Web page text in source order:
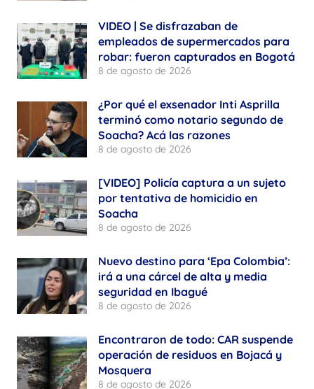
VIDEO | Se disfrazaban de
empleados de supermercados para
robar: fueron capturados en Bogotá
8 de agosto de 2026
¿Por qué el exsenador Inti Asprilla
terminó como notario segundo de
Soacha? Acá las razones
8 de agosto de 2026
[VIDEO] Policía captura a un sujeto
por tentativa de homicidio en
Soacha
8 de agosto de 2026
Nuevo destino para ‘Epa Colombia’:
irá a una cárcel de alta y media
seguridad en Ibagué
8 de agosto de 2026
Encontraron de todo: CAR suspende
operación de residuos en Bojacá y
Mosquera
8 de agosto de 2026